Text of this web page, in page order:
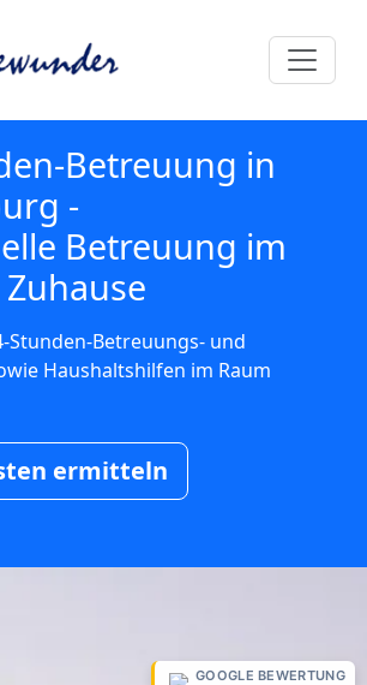
GOOGLE BEWERTUNG
Betreuung in
-
Betreuung im
Stunden-Betreuungs- und
Haushaltshilfen im Raum
ermitteln